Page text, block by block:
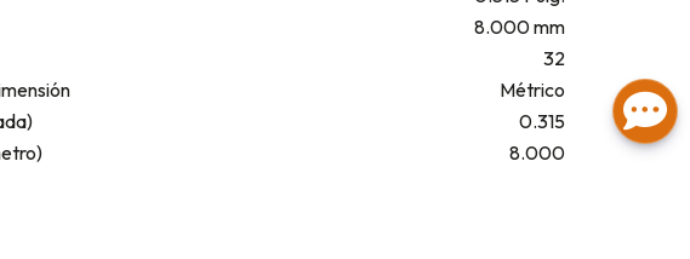
8.000 mm
32
Métrico
0.315
8.000